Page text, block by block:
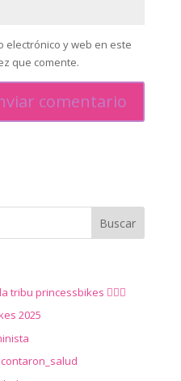
electrónico y web en este
que comente.
tribu princessbikes 🚴‍♀️✨
2025